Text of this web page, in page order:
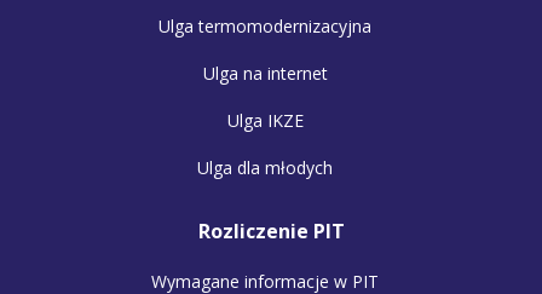
Ulga termomodernizacyjna
Ulga na internet
Ulga IKZE
Ulga dla młodych
Rozliczenie PIT
Wymagane informacje w PIT